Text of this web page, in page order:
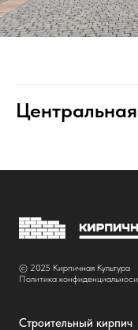
© 2025 Кирпичная Культура
Политика
Строительный кирпич